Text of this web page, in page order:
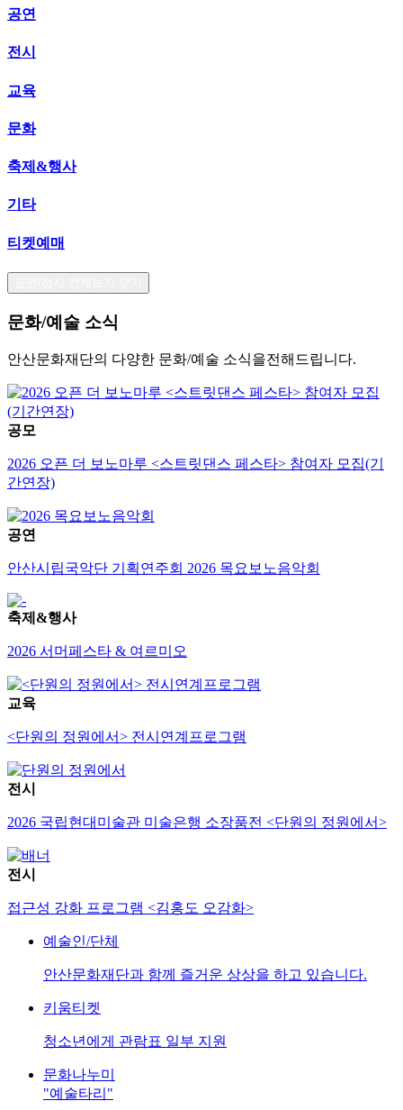
공연
전시
교육
문화
축제&행사
기타
티켓예매
문화/예술 소식
안산문화재단의 다양한 문화/예술 소식을전해드립니다.
공모
2026 오픈 더 보노마루 <스트릿댄스 페스타> 참여자 모집(기
간연장)
공연
안산시립국악단 기획연주회 2026 목요보노음악회
축제&행사
2026 서머페스타 & 여르미오
교육
<단원의 정원에서> 전시연계프로그램
전시
2026 국립현대미술관 미술은행 소장품전 <단원의 정원에서>
전시
접근성 강화 프로그램 <김홍도 오감화>
예술인/단체
안산문화재단과 함께 즐거운 상상을 하고 있습니다.
키움티켓
청소년에게 관람표 일부 지원
문화나누미
"예술타리"